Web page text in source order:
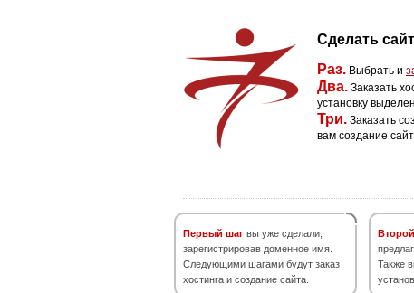
Сделать
Раз. Выбрать и
Два. Заказать
установку
Три. Заказать
вам создание
Первый шаг вы уже сделали,
зарегистрировав доменное имя.
Следующими шагами будут заказ
хостинга и создание сайта.
Также